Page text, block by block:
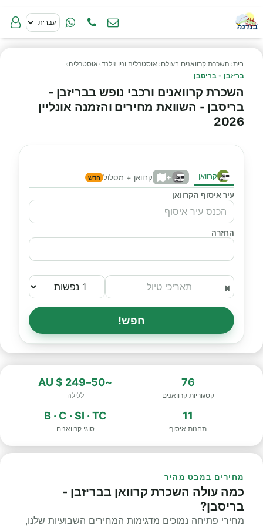
בית› השכרת קרוואנים בעולם › אוסטרליה וניו זילנד› אוסטרליה ›
בריזבן - בריסבן
השכרת קרוואנים ורכבי נופש בבריזבן -
בריסבן - השוואת מחירים והזמנה אונליין
2026
קרוואן + קרוואן + מסלול חדש
עיר איסוף הקרוואן
החזרה
חפש!
76
קטגוריות קרוואנים
~50–249 $ AU
ללילה
11
תחנות איסוף
B · C · SI · TC
סוגי קרוואנים
מחירים במבט מהיר
כמה עולה השכרת קרוואן בבריזבן -
בריסבן?
מחירי פתיחה נמוכים מדגימות המחירים השבועיות שלנו,